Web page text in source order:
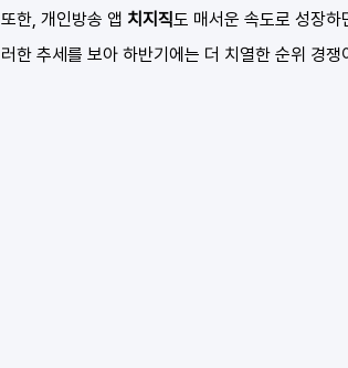
또한, 개인방송 앱 치지직도 매서운 속도로 성장
러한 추세를 보아 하반기에는 더 치열한 순위 경